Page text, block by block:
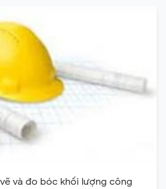
và đo bóc khối lượng công